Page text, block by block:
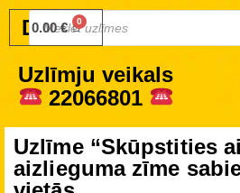
Druku.lv
0.00€
Uzlīmju veikals
22066801
Uzlīme “Skūpstities
aizlieguma zīme